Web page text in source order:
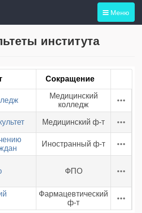
Меню
института
Сокращение
Медицинский
колледж
Медицинский ф-т
Иностранный ф-т
ФПО
Фармацевтический
ф-т